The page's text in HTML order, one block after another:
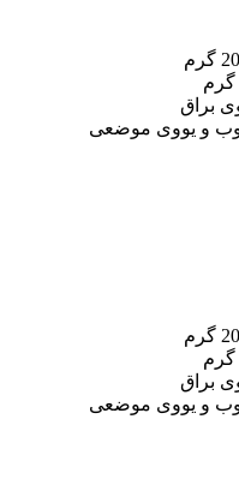
براق
و یووی موضعی
براق
و یووی موضعی